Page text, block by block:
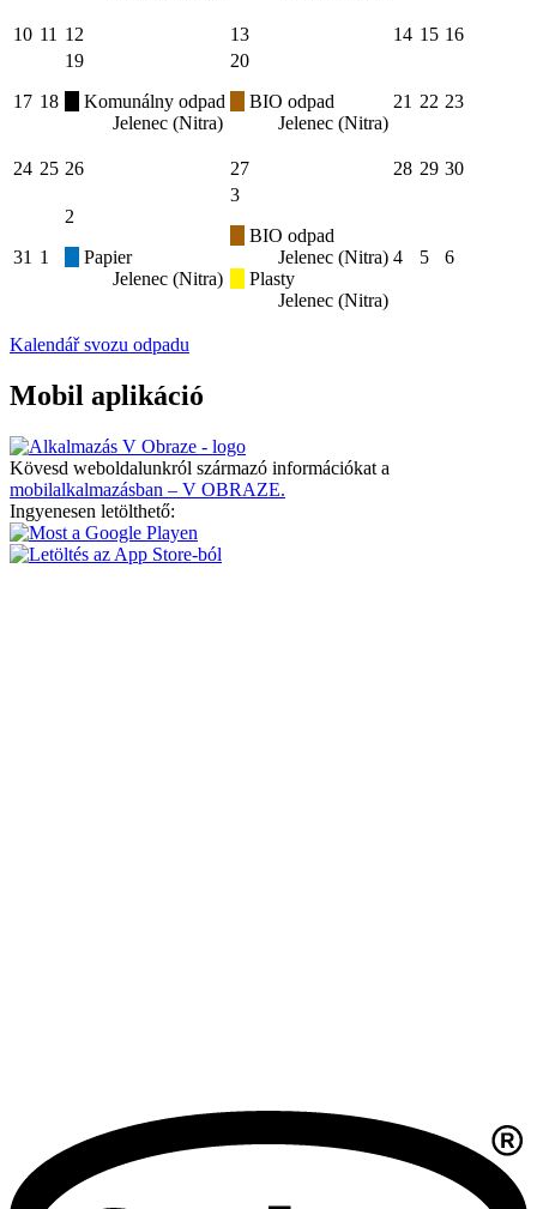
10 11 12 13 14 15 16
17 18
19
Komunálny odpad
Jelenec (Nitra)
20
BIO odpad
Jelenec (Nitra)
21 22 23
24 25 26 27 28 29 30
31 1
2
Papier
Jelenec (Nitra)
3
BIO odpad
Jelenec (Nitra)
Plasty
Jelenec (Nitra)
4 5 6
Kalendář svozu odpadu
Mobil aplikáció
Kövesd weboldalunkról származó információkat a
mobilalkalmazásban – V OBRAZE.
Ingyenesen letölthető: